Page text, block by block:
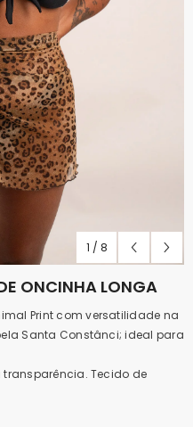
1 / 8
ONCINHA LONGA
Print com versatilidade na
Santa Constânci; ideal para
Tecido de